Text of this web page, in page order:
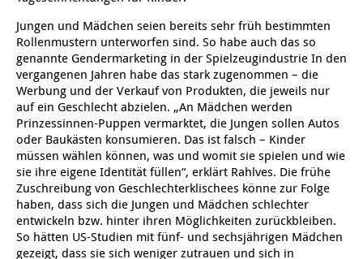
Ortsverein Burgdorf
Ortsverein Burgdorf
Ortsverein Engelbostel-Schulenburg
Kindertagesstätte Herbartstraße
Kindertagesstätte Hiltrud-Grote-Weg
Krippe Höltystraße
Kindertagesstätte Ibykusweg / Familienzentrum
Kindertagesstätte Johannes-Lau-Hof
Kindertagesstätte Klaus-Müller-Kilian-Weg /
Kindertagesstätte Gorch-Fock-Straße
Kindertagesstätte Gottfried-Keller-Straße /
Familienzentrum
Kindertagesstätte Große Pranke
Kindertagesstätte Harenberger Straße
Kindertagesstätte Herbartstraße
Kindertagesstätte Schweriner Straße /
Familienzentrum
Außenstelle Hort Stenhusenstraße
Kindertagesstätte Sylter Weg
Fitness für Frauen
Infotelefon
Interkulturelle Beratung für ältere Menschen
Jungen und Mädchen seien bereits sehr früh bestimmten
Rollenmustern unterworfen sind. So habe auch das so
genannte Gendermarketing in der Spielzeugindustrie In den
vergangenen Jahren habe das stark zugenommen – die
Werbung und der Verkauf von Produkten, die jeweils nur
auf ein Geschlecht abzielen. „An Mädchen werden
Prinzessinnen-Puppen vermarktet, die Jungen sollen Autos
oder Baukästen konsumieren. Das ist falsch – Kinder
müssen wählen können, was und womit sie spielen und wie
sie ihre eigene Identität füllen“, erklärt Rahlves. Die frühe
Zuschreibung von Geschlechterklischees könne zur Folge
haben, dass sich die Jungen und Mädchen schlechter
entwickeln bzw. hinter ihren Möglichkeiten zurückbleiben.
So hätten US-Studien mit fünf- und sechsjährigen Mädchen
gezeigt, dass sie sich weniger zutrauen und sich in